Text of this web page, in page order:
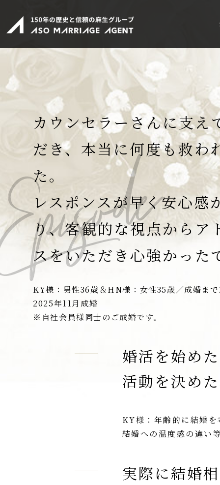
カウンセラーさんに支え
だき、本当に何度も救わ
た。
レスポンスが早く安心感
り、客観的な視点からア
スをいただき心強かった
KY様：男性36歳＆HN様：女性35歳／成婚ま
2025年11月成婚
※自社会員様同士のご成婚です。
婚活を始め
活動を決め
KY様：年齢的に結婚
結婚への温度感の違い
実際に結婚